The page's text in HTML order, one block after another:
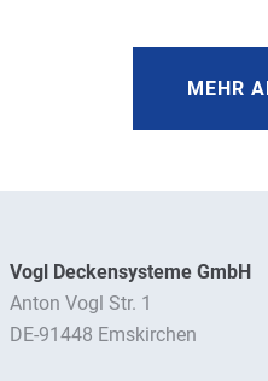
MEHR
Vogl Deckensysteme GmbH
Anton Vogl Str. 1
DE-91448 Emskirchen